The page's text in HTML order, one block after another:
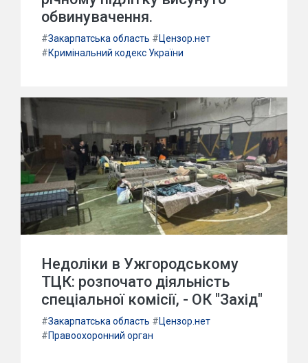
обвинувачення.
#Закарпатська область #Цензор.нет
#Кримінальний кодекс України
Недоліки в Ужгородському
ТЦК: розпочато діяльність
спеціальної комісії, - ОК "Захід"
#Закарпатська область #Цензор.нет
#Правоохоронний орган